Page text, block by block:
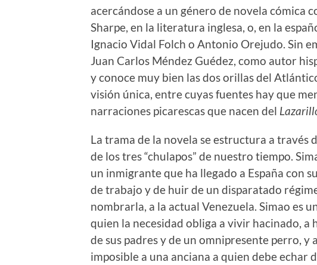
acercándose a un género de novela cómica
Sharpe, en la literatura inglesa, o, en la
Ignacio Vidal Folch o Antonio Orejudo. Sin
Juan Carlos Méndez Guédez, como autor
y conoce muy bien las dos orillas del
visión única, entre cuyas fuentes hay que
narraciones picarescas que nacen del
La trama de la novela se estructura a través
de los tres “chulapos” de nuestro tiempo.
un inmigrante que ha llegado a España con
de trabajo y de huir de un disparatado
nombrarla, a la actual Venezuela. Simao es
quien la necesidad obliga a vivir hacinado, a
de sus padres y de un omnipresente perro, y
imposible a una anciana a quien debe echar